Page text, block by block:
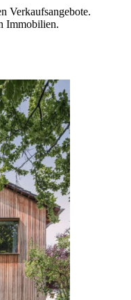
Ver­kaufs­an­gebote.
Immo­bilien.